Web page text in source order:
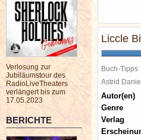
Verlosung zur
Jubiläumstour des
RadioLiveTheaters
verlängert bis zum
17.05.2023
BERICHTE
Liccle
Buch-Tipps
Astrid
Autor(en)
Genre
Verlag